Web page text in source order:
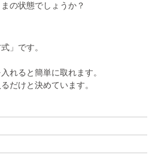
の状態でしょうか？
」です。
れると簡単に取れます。
だけと決めています。